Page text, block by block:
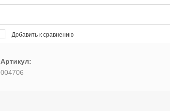
Добавить к сравнению
Артикул:
004706